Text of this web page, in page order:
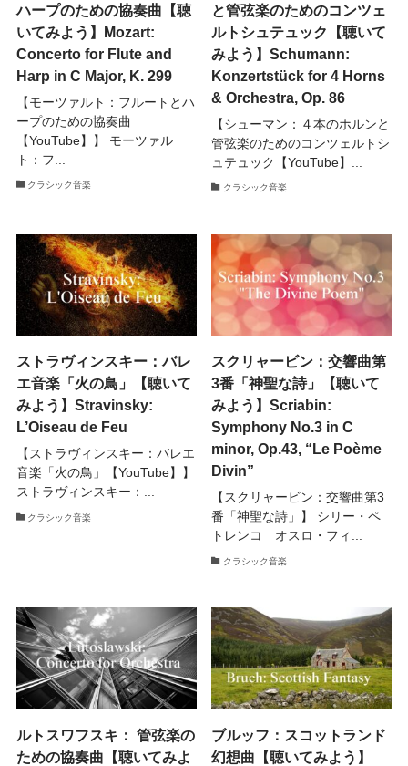
ハープのための協奏曲【聴
いてみよう】Mozart:
Concerto for Flute and
Harp in C Major, K. 299
【モーツァルト：フルートとハ
ープのための協奏曲
【YouTube】】 モーツァル
ト：フ...
クラシック音楽
と管弦楽のためのコンツェ
ルトシュテュック【聴いて
みよう】Schumann:
Konzertstück for 4 Horns
& Orchestra, Op. 86
【シューマン：４本のホルンと
管弦楽のためのコンツェルトシ
ュテュック【YouTube】...
クラシック音楽
ストラヴィンスキー：バレ
エ音楽「火の鳥」【聴いて
みよう】Stravinsky:
L’Oiseau de Feu
【ストラヴィンスキー：バレエ
音楽「火の鳥」【YouTube】】
ストラヴィンスキー：...
クラシック音楽
スクリャービン：交響曲第
3番「神聖な詩」【聴いて
みよう】Scriabin:
Symphony No.3 in C
minor, Op.43, “Le Poème
Divin”
【スクリャービン：交響曲第3
番「神聖な詩」】 シリー・ペ
トレンコ オスロ・フィ...
クラシック音楽
ルトスワフスキ： 管弦楽の
ための協奏曲【聴いてみよ
ブルッフ：スコットランド
幻想曲【聴いてみよう】